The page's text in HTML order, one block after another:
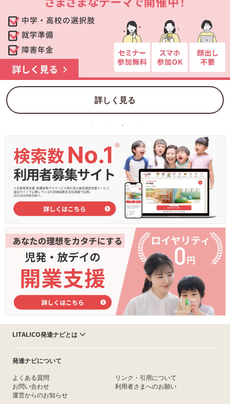
詳しく見る
LITALICO発達ナビとは
発達ナビについて
よくある質問
お問い合わせ
運営からのお知らせ
リンク・引用について
利用者さまへのお願い